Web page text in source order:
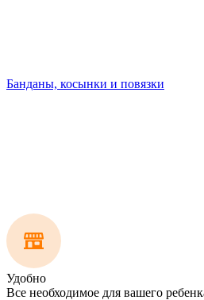
Банданы, косынки и повязки
Удобно
Все необходимое для вашего